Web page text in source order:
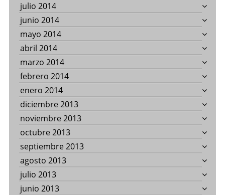
julio 2014
junio 2014
mayo 2014
abril 2014
marzo 2014
febrero 2014
enero 2014
diciembre 2013
noviembre 2013
octubre 2013
septiembre 2013
agosto 2013
julio 2013
junio 2013